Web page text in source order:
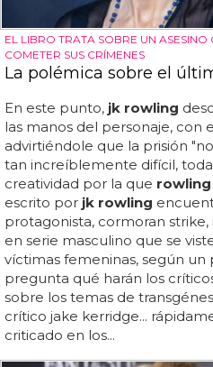
EL LIBRO TRATA SOBRE UN ASESINO
COMETER SUS CRÍMENES
La polémica sobre el
En este punto, jk rowling
las manos del personaje, con
advirtiéndole que la prisión
tan increíblemente difícil,
creatividad por la que rowling
escrito por jk rowling
protagonista, cormoran strike,
en serie masculino que se
víctimas femeninas, según un
pregunta qué harán los
sobre los temas de
crítico jake kerridge...
criticado en los...